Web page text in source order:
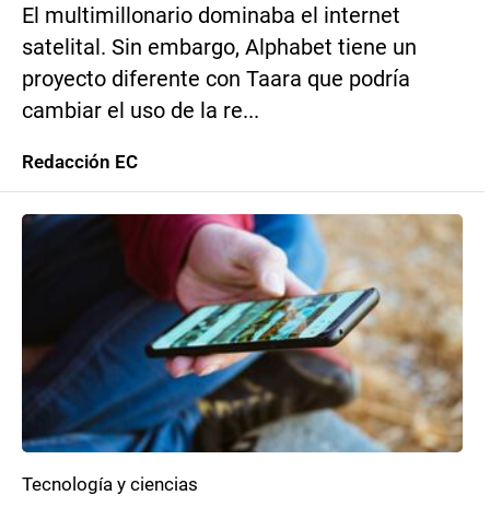
El multimillonario dominaba el internet
satelital. Sin embargo, Alphabet tiene un
proyecto diferente con Taara que podría
cambiar el uso de la re...
Redacción EC
Tecnología y ciencias